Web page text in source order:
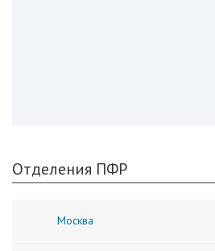
Отделения ПФР
Москва